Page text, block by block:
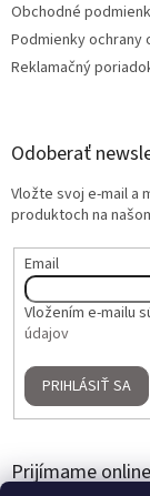
Obchodné
Podmienky ochrany
Reklamačný
Odoberať
Vložte svoj e-mail a
produktoch na
Email
Vložením e-mailu
údajov
PRIHLÁSIŤ SA
Prijímame